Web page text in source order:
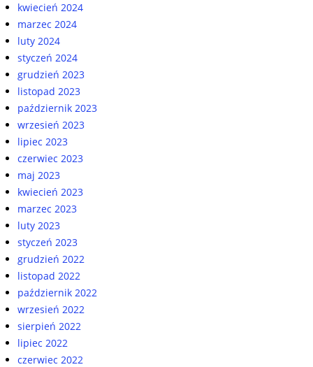
kwiecień 2024
marzec 2024
luty 2024
styczeń 2024
grudzień 2023
listopad 2023
październik 2023
wrzesień 2023
lipiec 2023
czerwiec 2023
maj 2023
kwiecień 2023
marzec 2023
luty 2023
styczeń 2023
grudzień 2022
listopad 2022
październik 2022
wrzesień 2022
sierpień 2022
lipiec 2022
czerwiec 2022